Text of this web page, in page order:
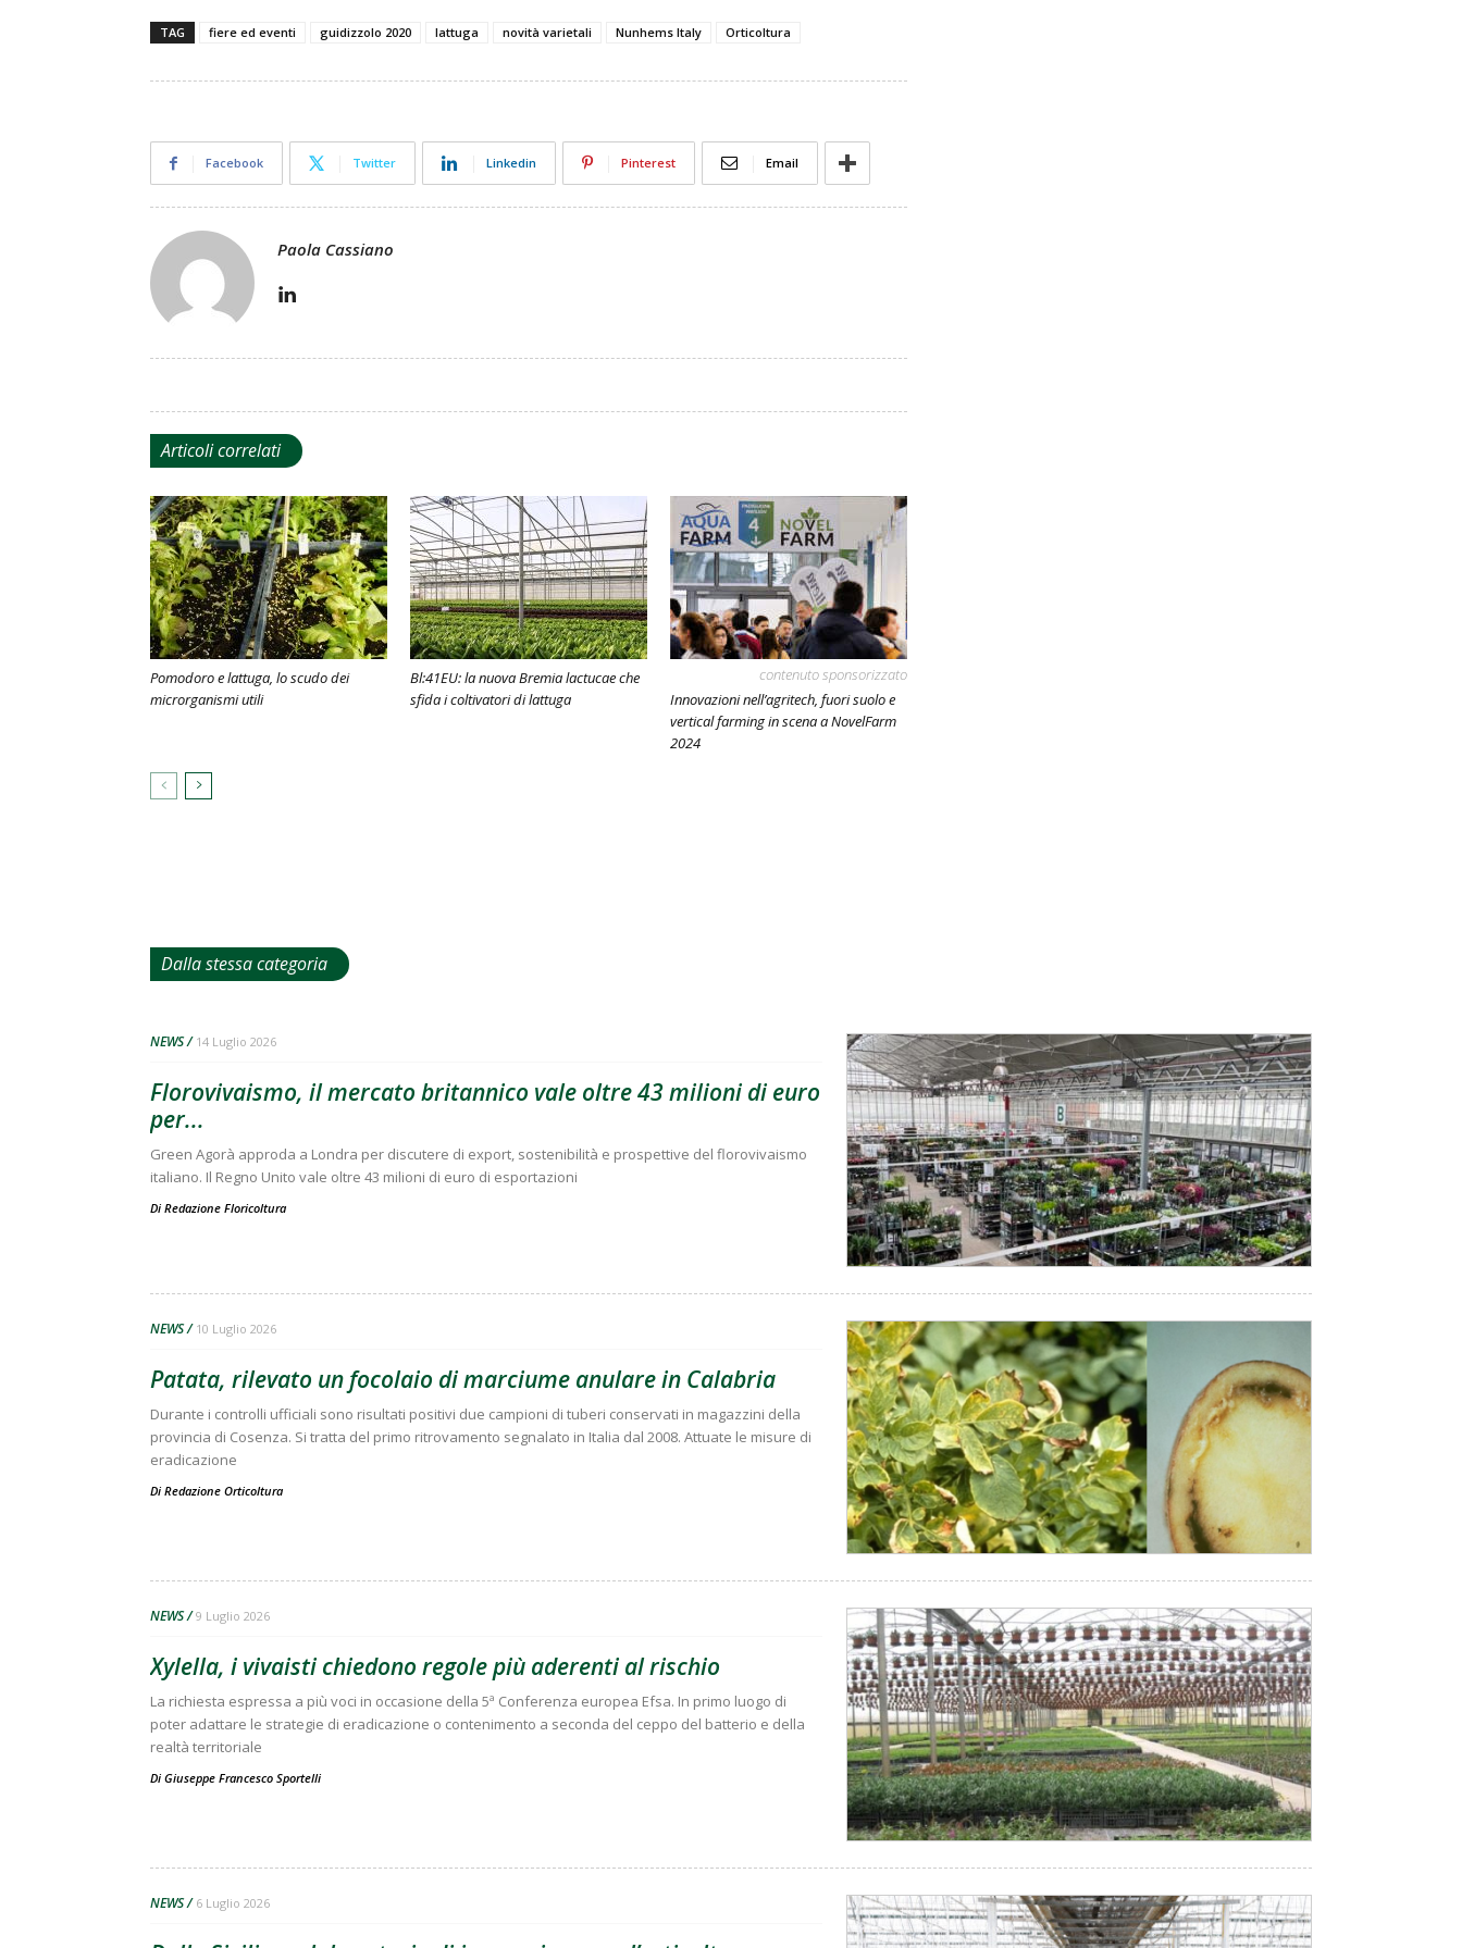
TAG fiere ed eventi guidizzolo 2020 lattuga novità varietali Nunhems Italy Orticoltura
Facebook Twitter Linkedin Pinterest Email
Paola Cassiano
Articoli correlati
Pomodoro e lattuga, lo scudo dei
microrganismi utili
Bl:41EU: la nuova Bremia lactucae che
sfida i coltivatori di lattuga
contenuto sponsorizzato
Innovazioni nell’agritech, fuori suolo e
vertical farming in scena a NovelFarm
2024
Dalla stessa categoria
NEWS 14 Luglio 2026
Florovivaismo, il mercato britannico vale oltre 43 milioni di euro
per...
Green Agorà approda a Londra per discutere di export, sostenibilità e prospettive del florovivaismo
italiano. Il Regno Unito vale oltre 43 milioni di euro di esportazioni
Di Redazione Floricoltura
NEWS 10 Luglio 2026
Patata, rilevato un focolaio di marciume anulare in Calabria
Durante i controlli ufficiali sono risultati positivi due campioni di tuberi conservati in magazzini della
provincia di Cosenza. Si tratta del primo ritrovamento segnalato in Italia dal 2008. Attuate le misure di
eradicazione
Di Redazione Orticoltura
NEWS 9 Luglio 2026
Xylella, i vivaisti chiedono regole più aderenti al rischio
La richiesta espressa a più voci in occasione della 5ª Conferenza europea Efsa. In primo luogo di
poter adattare le strategie di eradicazione o contenimento a seconda del ceppo del batterio e della
realtà territoriale
Di Giuseppe Francesco Sportelli
NEWS 6 Luglio 2026